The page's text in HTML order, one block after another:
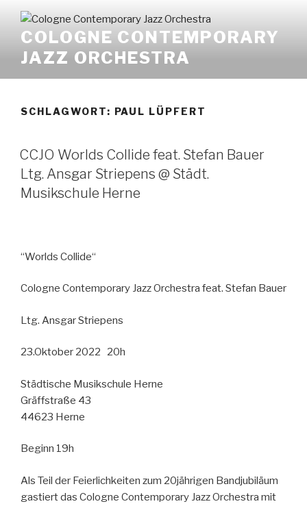
Inhalt
springenCOLOGNE CONTEMPORARY
JAZZ ORCHESTRA
SCHLAGWORT: PAUL LÜPFERT
CCJO Worlds Collide feat. Stefan Bauer
Ltg. Ansgar Striepens @ Städt.
Musikschule Herne
“Worlds Collide“
Cologne Contemporary Jazz Orchestra feat. Stefan Bauer
Ltg. Ansgar Striepens
23.Oktober 2022 20h
Städtische Musikschule Herne
Gräffstraße 43
44623 Herne
Beginn 19h
Als Teil der Feierlichkeiten zum 20jährigen Bandjubiläum
gastiert das Cologne Contemporary Jazz Orchestra mit